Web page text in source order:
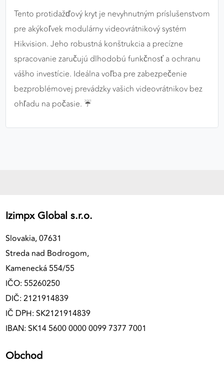
Tento protidažďový kryt je nevyhnutným príslušenstvom
pre akýkoľvek modulárny videovrátnikový systém
Hikvision. Jeho robustná konštrukcia a precízne
spracovanie zaručujú dlhodobú funkčnosť a ochranu
vášho investície. Ideálna voľba pre zabezpečenie
bezproblémovej prevádzky vašich videovrátnikov bez
ohľadu na počasie. ☔️
Izimpx Global s.r.o.
Slovakia, 07631
Streda nad Bodrogom,
Kamenecká 554/55
IČO: 55260250
DIČ: 2121914839
IČ DPH: SK2121914839
IBAN: SK14 5600 0000 0099 7377 7001
Obchod